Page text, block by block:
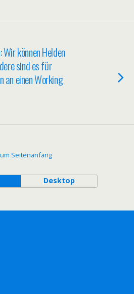
können Helden
sind es für
an einen Working
Seitenanfang
Desktop